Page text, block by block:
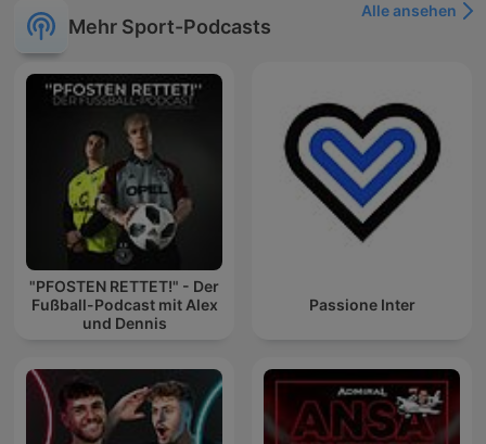
Mehr Sport-Podcasts
Alle ansehen
"PFOSTEN RETTET!" - Der
Fußball-Podcast mit Alex
und Dennis
Passione Inter